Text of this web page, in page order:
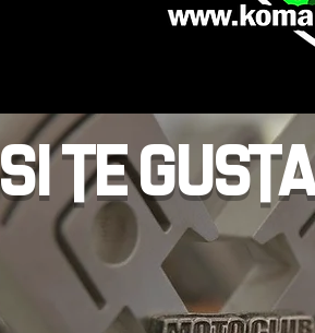
SI TE